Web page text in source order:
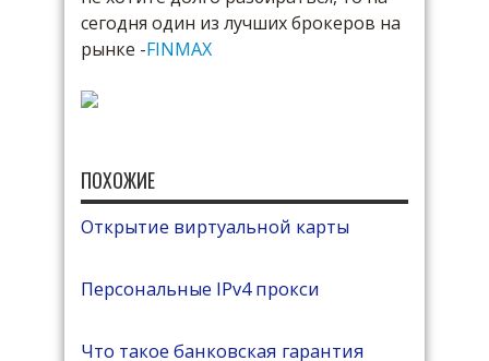
сегодня один из лучших брокеров на
рынке -FINMAX
ПОХОЖИЕ
Открытие виртуальной карты
Персональные IPv4 прокси
Что такое банковская гарантия